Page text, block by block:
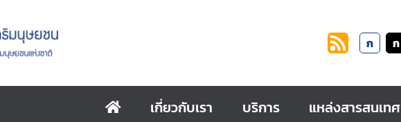
ก ก
เกี่ยวกับเรา บริการ แหล่งสารสนเทศ